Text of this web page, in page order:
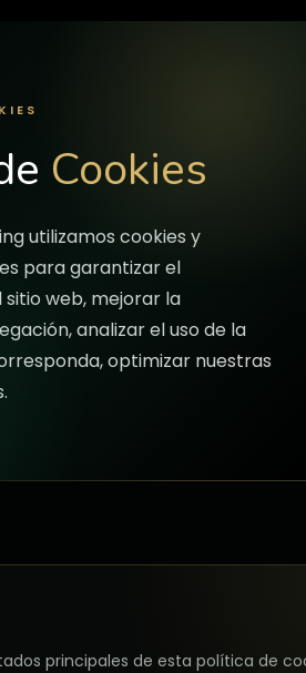
Cookies
utilizamos cookies y
para garantizar el
web, mejorar la
analizar el uso de la
optimizar nuestras
principales de esta política de